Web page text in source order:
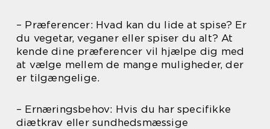
– Præferencer: Hvad kan du lide at spise? Er
du vegetar, veganer eller spiser du alt? At
kende dine præferencer vil hjælpe dig med
at vælge mellem de mange muligheder, der
er tilgængelige.
– Ernæringsbehov: Hvis du har specifikke
diætkrav eller sundhedsmæssige